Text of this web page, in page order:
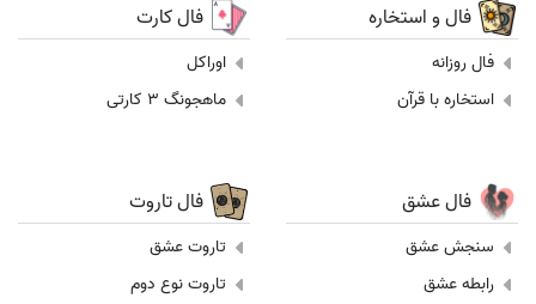
فال و استخاره
فال روزانه
استخاره با قرآن
فال کارت
اوراکل
ماهجونگ 3 کارتی
فال عشق
سنجش عشق
رابطه عشق
فال تاروت
تاروت عشق
تاروت نوع دوم